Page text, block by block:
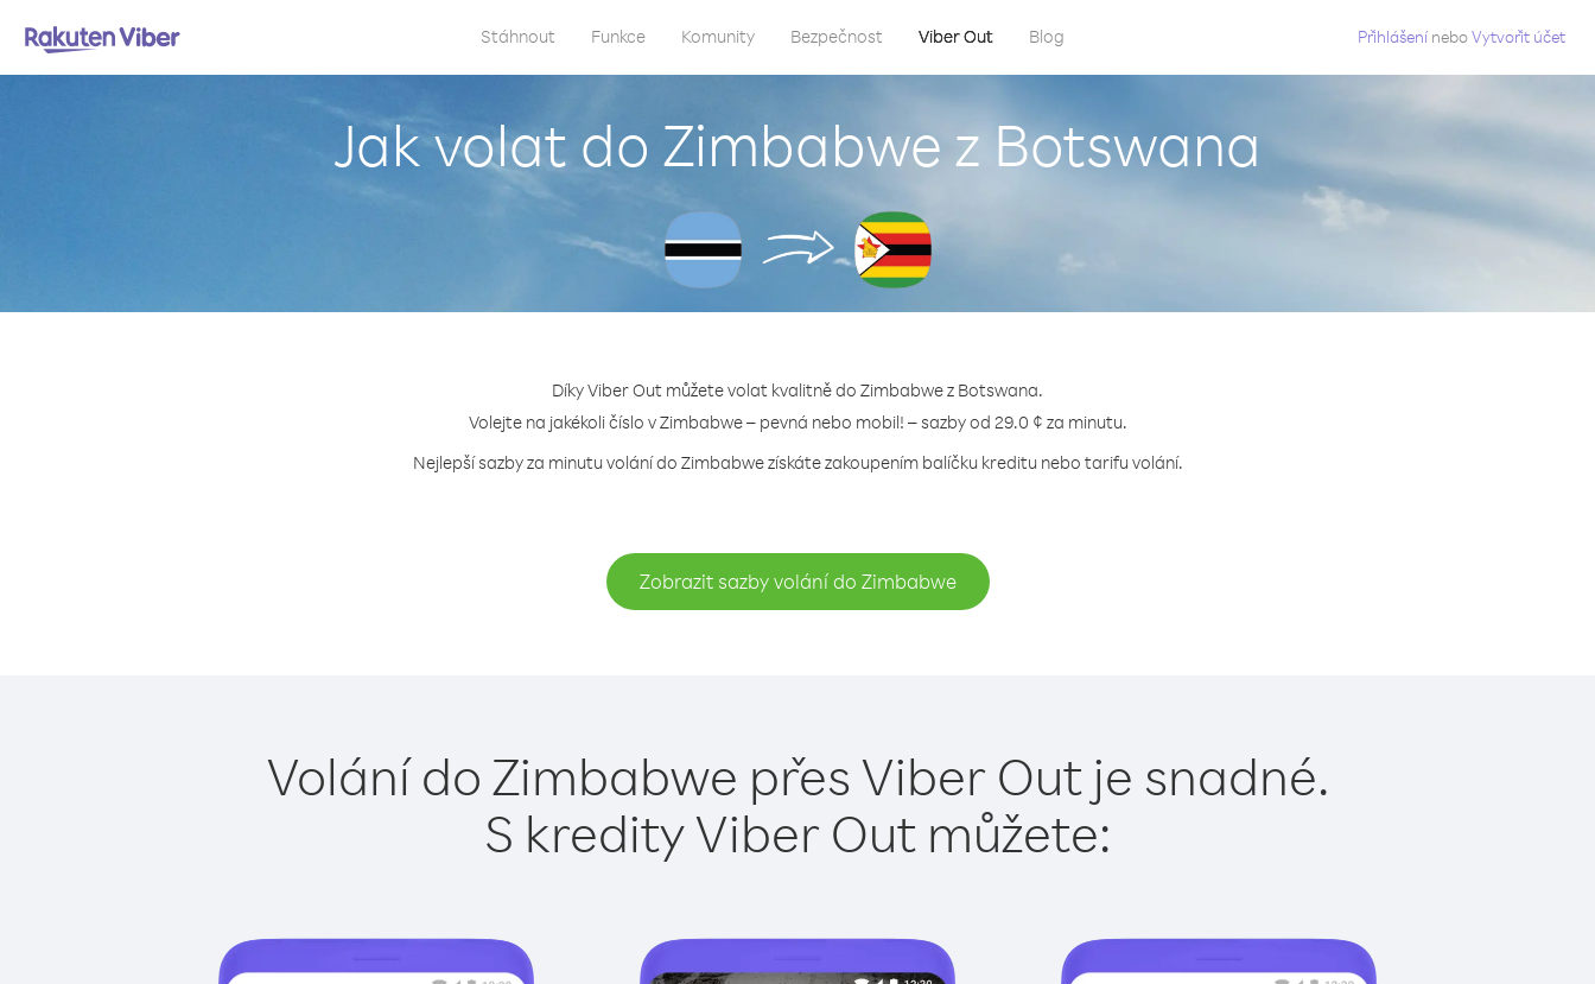
Stáhnout Funkce Komunity Bezpečnost Viber Out Blog Přihlášení neboVytvořit účet
Jak volat do Zimbabwe z Botswana
Díky Viber Out můžete volat kvalitně do Zimbabwe z Botswana.
Volejte na jakékoli číslo v Zimbabwe – pevná nebo mobil! – sazby od 29.0 ¢ za minutu.
Nejlepší sazby za minutu volání do Zimbabwe získáte zakoupením balíčku kreditu nebo tarifu volání.
Zobrazit sazby volání do Zimbabwe
Volání do Zimbabwe přes Viber Out je snadné.
S kredity Viber Out můžete: